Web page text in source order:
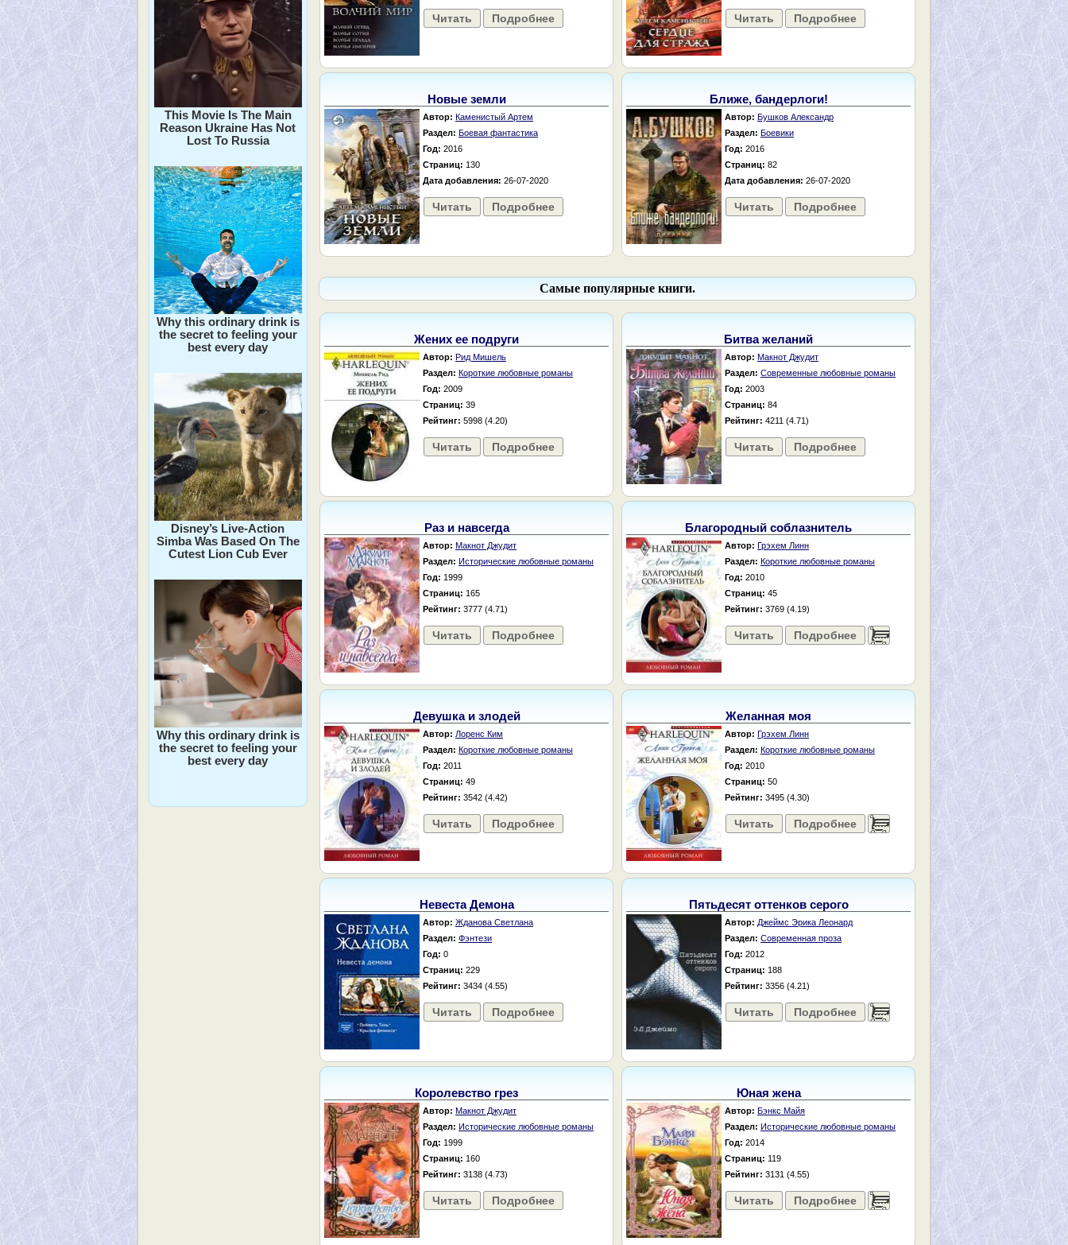
This Movie Is The Main
Reason Ukraine Has Not
Lost To Russia
Why this ordinary drink is
the secret to feeling your
best every day
Disney’s Live-Action
Simba Was Based On The
Cutest Lion Cub Ever
Why this ordinary drink is
the secret to feeling your
best every day
Читать Подробнее Читать Подробнее
Новые земли
Автор: Каменистый Артем
Раздел: Боевая фантастика
Год: 2016
Страниц: 130
Дата добавления: 26-07-2020
Читать Подробнее
Ближе, бандерлоги!
Автор: Бушков Александр
Раздел: Боевики
Год: 2016
Страниц: 82
Дата добавления: 26-07-2020
Читать Подробнее
Самые популярные книги.
Жених ее подруги
Автор: Рид Мишель
Раздел: Короткие любовные романы
Год: 2009
Страниц: 39
Рейтинг: 5998 (4.20)
Читать Подробнее
Битва желаний
Автор: Макнот Джудит
Раздел: Современные любовные романы
Год: 2003
Страниц: 84
Рейтинг: 4211 (4.71)
Читать Подробнее
Раз и навсегда
Автор: Макнот Джудит
Раздел: Исторические любовные романы
Год: 1999
Страниц: 165
Рейтинг: 3777 (4.71)
Читать Подробнее
Благородный соблазнитель
Автор: Грэхем Линн
Раздел: Короткие любовные романы
Год: 2010
Страниц: 45
Рейтинг: 3769 (4.19)
Читать Подробнее ......
Девушка и злодей
Автор: Лоренс Ким
Раздел: Короткие любовные романы
Год: 2011
Страниц: 49
Рейтинг: 3542 (4.42)
Читать Подробнее
Желанная моя
Автор: Грэхем Линн
Раздел: Короткие любовные романы
Год: 2010
Страниц: 50
Рейтинг: 3495 (4.30)
Читать Подробнее ......
Невеста Демона
Автор: Жданова Светлана
Раздел: Фэнтези
Год: 0
Страниц: 229
Рейтинг: 3434 (4.55)
Читать Подробнее
Пятьдесят оттенков серого
Автор: Джеймс Эрика Леонард
Раздел: Современная проза
Год: 2012
Страниц: 188
Рейтинг: 3356 (4.21)
Читать Подробнее ......
Королевство грез
Автор: Макнот Джудит
Раздел: Исторические любовные романы
Год: 1999
Страниц: 160
Рейтинг: 3138 (4.73)
Читать Подробнее
Юная жена
Автор: Бэнкс Майя
Раздел: Исторические любовные романы
Год: 2014
Страниц: 119
Рейтинг: 3131 (4.55)
Читать Подробнее ......